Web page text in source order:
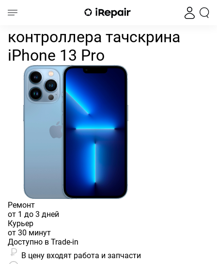
Ремонт и замена
Ремонт и замена
контроллера тачскрина
iPhone 13 Pro
Ремонт
от 1 до 3 дней
Курьер
от 30 минут
Доступно в Trade-in
В цену входят работа и запчасти